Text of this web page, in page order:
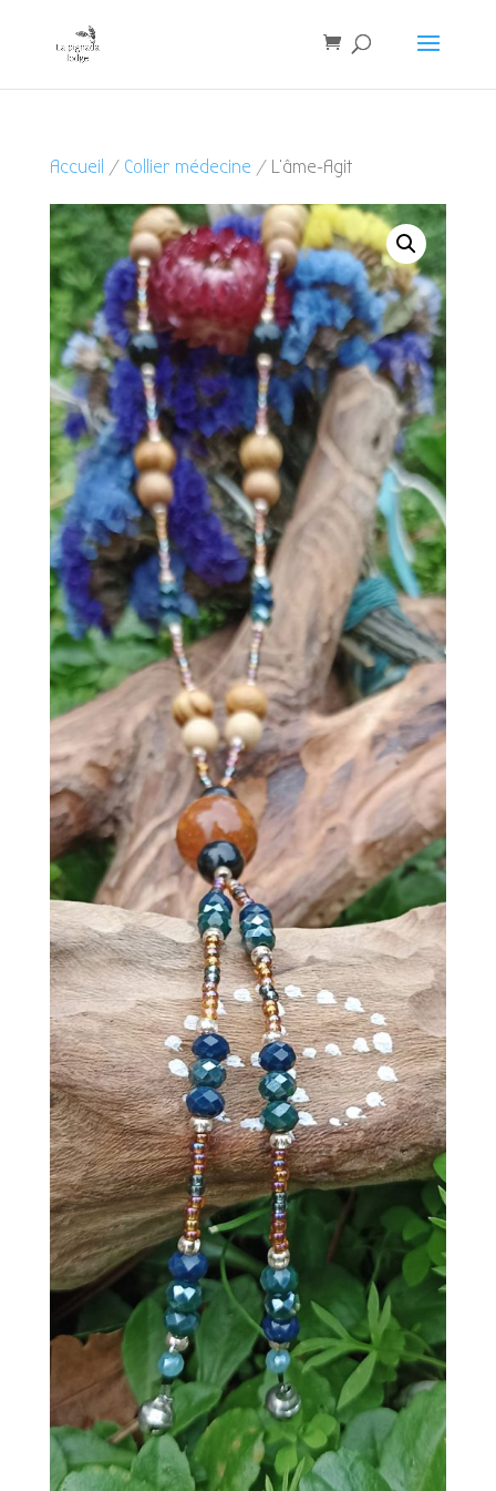
Accueil / Collier médecine / L’âme-Agit